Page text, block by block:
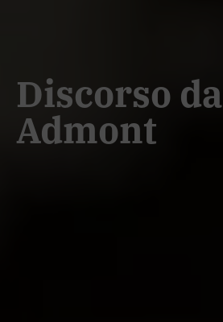
Discorso da
Admont